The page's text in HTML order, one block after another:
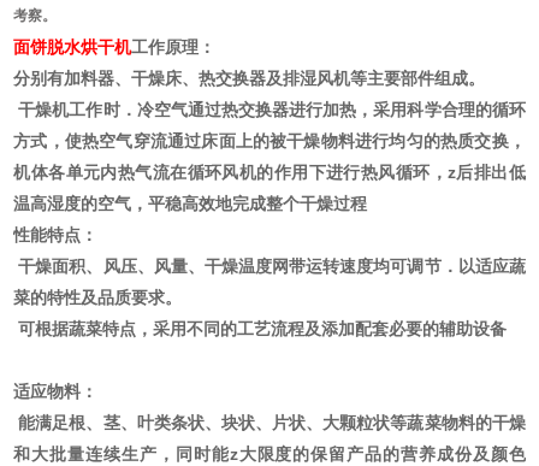
考察。
面饼脱水烘干机工作原理：
分别有加料器、干燥床、热交换器及排湿风机等主要部件组成。
干燥机工作时．冷空气通过热交换器进行加热，采用科学合理的循环
方式，使热空气穿流通过床面上的被干燥物料进行均匀的热质交换，
机体各单元内热气流在循环风机的作用下进行热风循环，z后排出低
温高湿度的空气，平稳高效地完成整个干燥过程
性能特点：
干燥面积、风压、风量、干燥温度网带运转速度均可调节．以适应蔬
菜的特性及品质要求。
可根据蔬菜特点，采用不同的工艺流程及添加配套必要的辅助设备
适应物料：
能满足根、茎、叶类条状、块状、片状、大颗粒状等蔬菜物料的干燥
和大批量连续生产，同时能z大限度的保留产品的营养成份及颜色